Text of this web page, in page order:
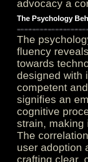
advocacy a
The Psychology
The
fluency
towards
designed with
competent
signifies an
cognitive
strain, making
The
user adoption
crafting clear,